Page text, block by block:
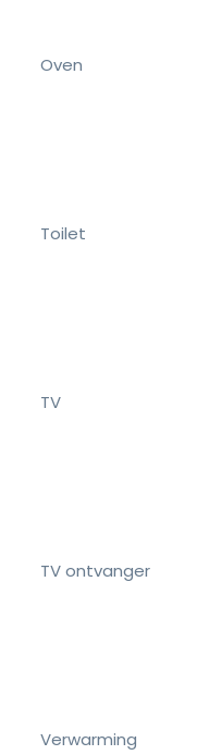
Oven
Toilet
TV
TV ontvanger
Verwarming